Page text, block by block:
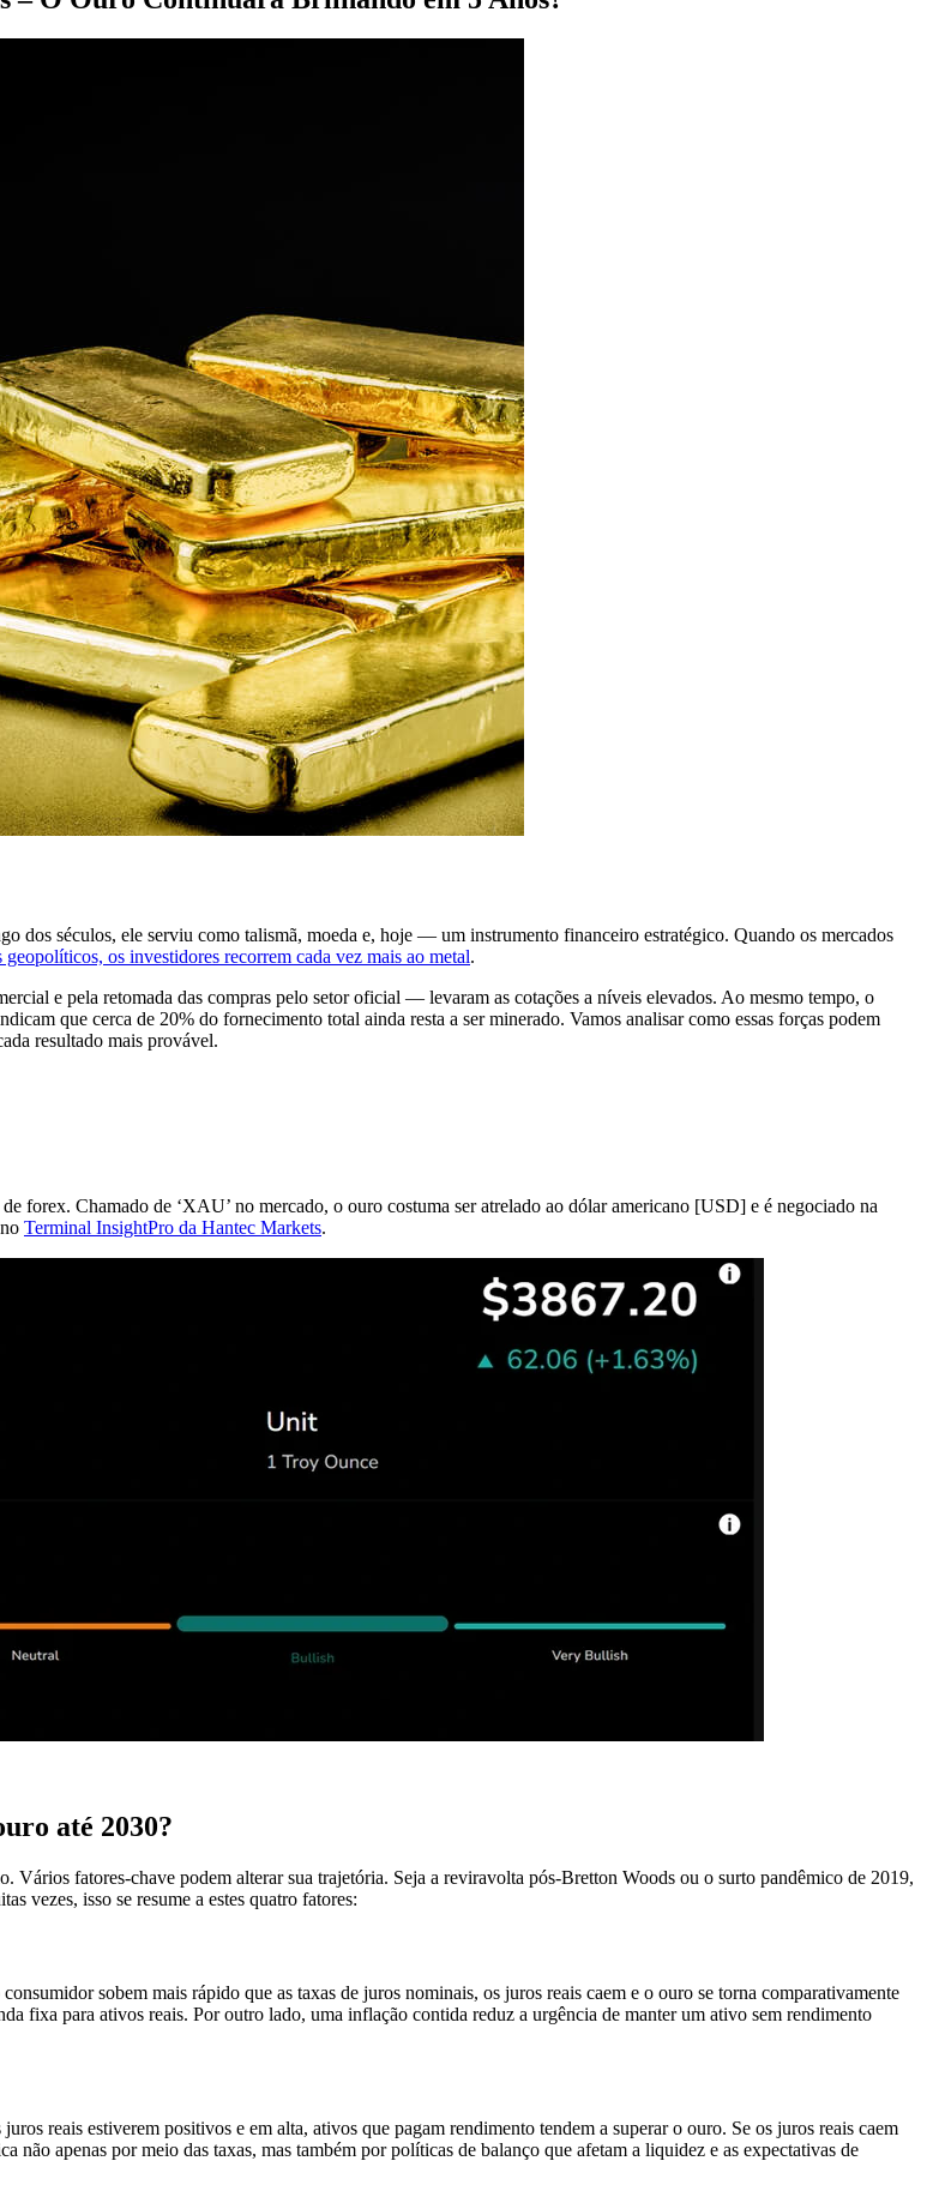
dos séculos, ele serviu como talismã, moeda e, hoje — um instrumento financeiro estratégico. Quando os mercados
geopolíticos, os investidores recorrem cada vez mais ao metal.
e pela retomada das compras pelo setor oficial — levaram as cotações a níveis elevados. Ao mesmo tempo, o
que cerca de 20% do fornecimento total ainda resta a ser minerado. Vamos analisar como essas forças podem
resultado mais provável.
forex. Chamado de ‘XAU’ no mercado, o ouro costuma ser atrelado ao dólar americano [USD] e é negociado na
Terminal InsightPro da Hantec Markets.
até 2030?
Vários fatores-chave podem alterar sua trajetória. Seja a reviravolta pós-Bretton Woods ou o surto pandêmico de 2019,
vezes, isso se resume a estes quatro fatores:
sobem mais rápido que as taxas de juros nominais, os juros reais caem e o ouro se torna comparativamente
fixa para ativos reais. Por outro lado, uma inflação contida reduz a urgência de manter um ativo sem rendimento
reais estiverem positivos e em alta, ativos que pagam rendimento tendem a superar o ouro. Se os juros reais caem
apenas por meio das taxas, mas também por políticas de balanço que afetam a liquidez e as expectativas de